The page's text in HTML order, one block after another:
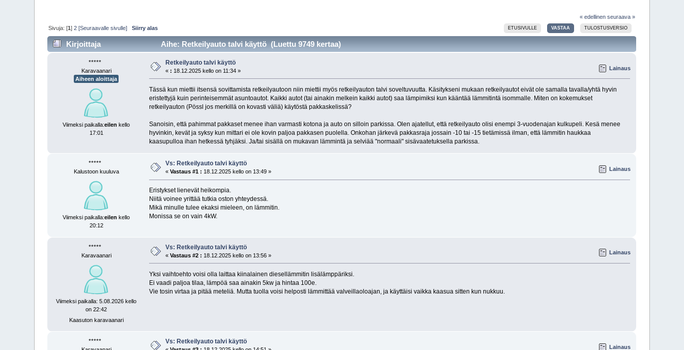
« edellinen seuraava »
ETUSIVULLE VASTAA TULOSTUSVERSIO
Sivuja: [1]2 [Seuraavalle sivulle] Siirry alas
Kirjoittaja Aihe: Retkeilyauto talvi käyttö (Luettu 9749 kertaa)
*****
Karavaanari
Aiheen aloittaja
Viimeksi paikalla:eilen kello
17:01
Retkeilyauto talvi käyttö
« : 18.12.2025 kello on 11:34 » Lainaus
Tässä kun miettii itsensä sovittamista retkeilyautoon niin miettii myös retkeilyauton talvi soveltuvuutta. Käsitykseni mukaan retkeilyautot eivät ole samalla tavalla/yhtä hyvin
eristettyjä kuin perinteisemmät asuntoautot. Kaikki autot (tai ainakin melkein kaikki autot) saa lämpimiksi kun kääntää lämmitintä isommalle. Miten on kokemukset
retkeilyauton (Pössl jos merkillä on kovasti väliä) käytöstä pakkaskelissä?
Sanoisin, että pahimmat pakkaset menee ihan varmasti kotona ja auto on silloin parkissa. Olen ajatellut, että retkeilyauto olisi enempi 3-vuodenajan kulkupeli. Kesä menee
hyvinkin, kevät ja syksy kun mittari ei ole kovin paljoa pakkasen puolella. Onkohan järkevä pakkasraja jossain -10 tai -15 tietämissä ilman, että lämmitin haukkaa
kaasupulloa ihan hetkessä tyhjäksi. Ja/tai sisällä on mukavan lämmintä ja selviää "normaali" sisävaatetuksella parkissa.
*****
Kalustoon kuuluva
Viimeksi paikalla:eilen kello
20:12
Vs: Retkeilyauto talvi käyttö
«Vastaus #1 : 18.12.2025 kello on 13:49 » Lainaus
Eristykset lienevät heikompia.
Niitä voinee yrittää tutkia oston yhteydessä.
Mikä minulle tulee ekaksi mieleen, on lämmitin.
Monissa se on vain 4kW.
*****
Karavaanari
Viimeksi paikalla: 5.08.2026 kello
on 22:42
Kaasuton karavaanari
Vs: Retkeilyauto talvi käyttö
«Vastaus #2 : 18.12.2025 kello on 13:56 » Lainaus
Yksi vaihtoehto voisi olla laittaa kiinalainen diesellämmitin lisälämppäriksi.
Ei vaadi paljoa tilaa, lämpöä saa ainakin 5kw ja hintaa 100e.
Vie tosin virtaa ja pitää meteliä. Mutta tuolla voisi helposti lämmittää valveillaoloajan, ja käyttäisi vaikka kaasua sitten kun nukkuu.
***** Vs: Retkeilyauto talvi käyttö
Lainaus